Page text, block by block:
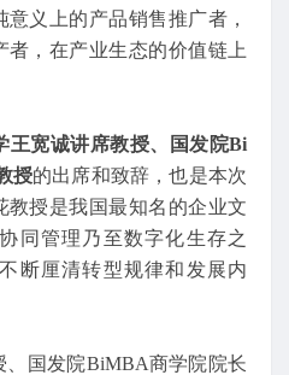
义上的产品销售推广者，
，在产业生态的价值链上
王宽诚讲席教授、国发院Bi
授的出席和致辞，也是本次
教授是我国最知名的企业文
同管理乃至数字化生存之
断厘清转型规律和发展内
国发院BiMBA商学院院长